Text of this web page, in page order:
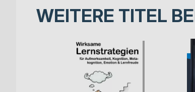
WEITERE TITEL